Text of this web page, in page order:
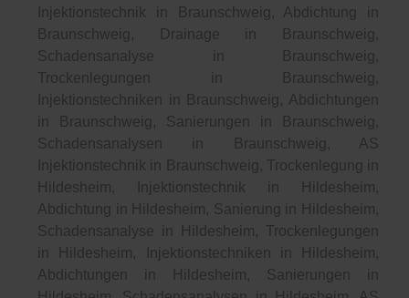
Injektionstechnik in Braunschweig, Abdichtung in
Braunschweig, Drainage in Braunschweig,
Schadensanalyse in Braunschweig,
Trockenlegungen in Braunschweig,
Injektionstechniken in Braunschweig, Abdichtungen
in Braunschweig, Sanierungen in Braunschweig,
Schadensanalysen in Braunschweig, AS
Injektionstechnik in Braunschweig, Trockenlegung in
Hildesheim, Injektionstechnik in Hildesheim,
Abdichtung in Hildesheim, Sanierung in Hildesheim,
Schadensanalyse in Hildesheim, Trockenlegungen
in Hildesheim, Injektionstechniken in Hildesheim,
Abdichtungen in Hildesheim, Sanierungen in